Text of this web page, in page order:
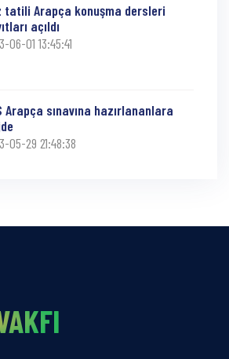
tatili Arapça konuşma dersleri
açıldı
06-01 13:45:41
Arapça sınavına hazırlananlara
05-29 21:48:38